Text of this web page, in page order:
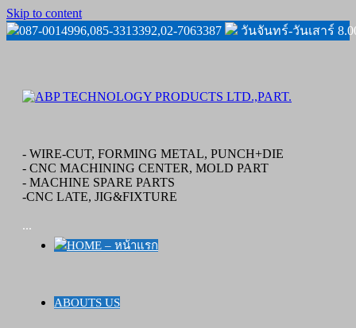
Skip to content
087-0014996,085-3313392,02-7063387
วันจันทร์-วันเสาร์
- WIRE-CUT, FORMING METAL, PUNCH+DIE
- CNC MACHINING CENTER, MOLD PART
- MACHINE SPARE PARTS
-CNC LATE, JIG&FIXTURE
...
HOME – หน้าแรก
ABOUTS US